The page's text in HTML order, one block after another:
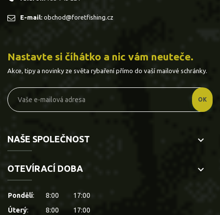
E-mail: obchod@foretfishing.cz
Nastavte si číhátko a nic vám neuteče.
Akce, tipy a novinky ze světa rybaření přímo do vaší mailové schránky.
NAŠE SPOLEČNOST keyboard_arrow_down
OTEVÍRACÍ DOBA keyboard_arrow_down
Pondělí: 8:00
17:00
Úterý: 8:00 17:00